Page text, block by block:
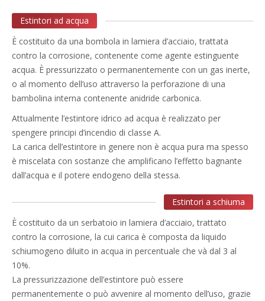
Estintori ad acqua
È costituito da una bombola in lamiera d’acciaio, trattata
contro la corrosione, contenente come agente estinguente
acqua. È pressurizzato o permanentemente con un gas inerte,
o al momento dell’uso attraverso la perforazione di una
bambolina interna contenente anidride carbonica.
Attualmente l’estintore idrico ad acqua è realizzato per
spengere principi d’incendio di classe A.
La carica dell’estintore in genere non è acqua pura ma spesso
è miscelata con sostanze che amplificano l’effetto bagnante
dall’acqua e il potere endogeno della stessa.
Estintori a schiuma
È costituito da un serbatoio in lamiera d’acciaio, trattato
contro la corrosione, la cui carica è composta da liquido
schiumogeno diluito in acqua in percentuale che và dal 3 al
10%.
La pressurizzazione dell’estintore può essere
permanentemente o può avvenire al momento dell’uso, grazie